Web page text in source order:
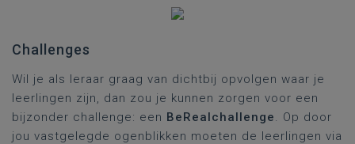
Challenges
Wil je als leraar graag van dichtbij opvolgen waar je
leerlingen zijn, dan zou je kunnen zorgen voor een
bijzonder challenge: een BeRealchallenge. Op door
jou vastgelegde ogenblikken moeten de leerlingen via